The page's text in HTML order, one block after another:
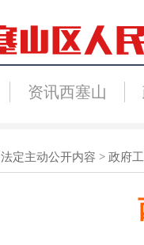
资讯西塞山
法定主动公开内容 > 政府